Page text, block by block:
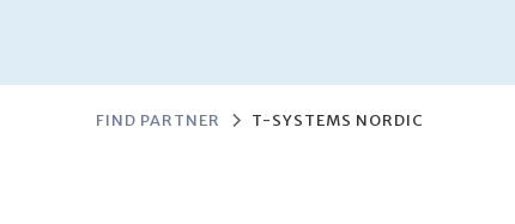
FIND PARTNER T-SYSTEMS NORDIC